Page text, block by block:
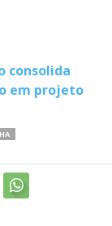
consolida
em projeto